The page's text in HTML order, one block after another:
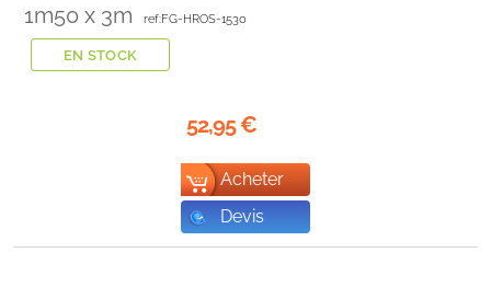
1m50 x 3m
ref:FG-HROS-1530
EN STOCK
52,95€
Acheter
Devis